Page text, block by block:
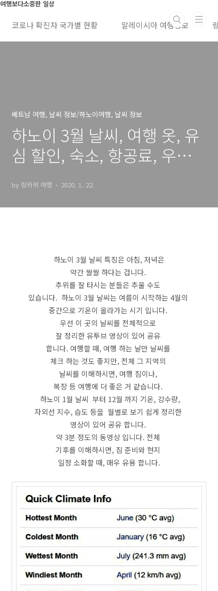
본문 바로가기
여행보다소중한 일상
코로나 확진자 국가별 현황 말레이시아 여행정보
베트남 여행, 날씨 정보/하노이여행, 날씨 정보
하노이 3월 날씨, 여행 옷, 유
심 할인, 숙소, 항공료, 우기
by 랑카위 여행 2020. 1. 22.
하노이 3월 날씨 특징은 아침, 저녁은
약간 쌀쌀 하다는 겁니다.
추위를 잘 타시는 분들은 추울 수도
있습니다. 하노이 3월 날씨는 여름이 시작하는 4월의
중간으로 기온이 올라가는 시기 입니다.
우선 이 곳의 날씨를 전체적으로
잘 정리한 유투브 영상이 있어 공유
합니다. 여행할 때, 여행 하는 날만 날씨를
체크 하는 것도 좋지만, 전체 그 지역의
날씨를 이해하시면, 여행 짐이나,
복장 등 여행에 더 좋은 거 같습니다.
하노이 1월 날씨 부터 12월 까지 기온, 강수량,
자외선 지수, 습도 등을 월별로 보기 쉽게 정리한
영상이 있어 공유 합니다.
약 3분 정도의 동영상 입니다. 전체
기후를 이해하시면, 짐 준비와 현지
일정 소화할 때, 매우 유용 합니다.